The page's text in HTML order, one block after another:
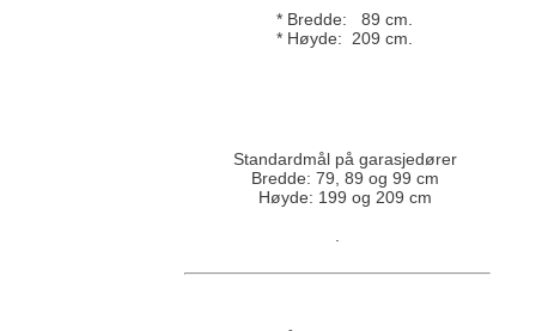
* Bredde: 89 cm.
* Høyde: 209 cm.
Standardmål på garasjedører
Bredde: 79, 89 og 99 cm
Høyde: 199 og 209 cm
.